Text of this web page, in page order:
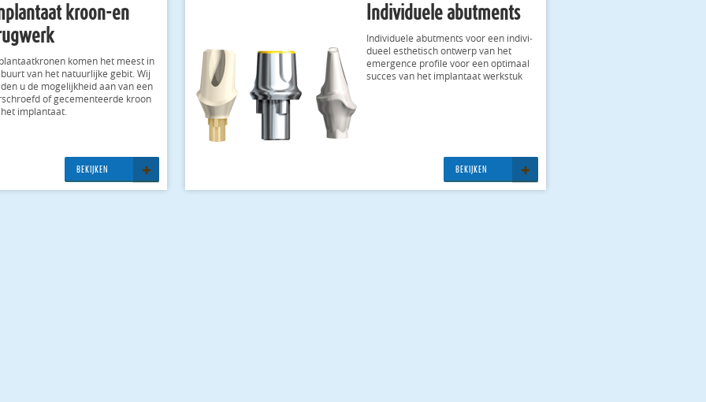
kroon-en
komen het meest in
van het na­tu­ur­li­jke gebit. Wij
u de mo­ge­li­jk­heid aan van een
of ge­ce­men­te­er­de kroon
im­plan­taat.
BE­KI­JKEN
Individuele abutments
In­di­vi­du­e­le abut­ments voor een in­di­vi­
du­eel es­the­tisch ont­werp van het
emer­gen­ce pro­fi­le voor een op­ti­maal
suc­ces van het im­plan­taat werk­stuk
BE­KIJ­KEN